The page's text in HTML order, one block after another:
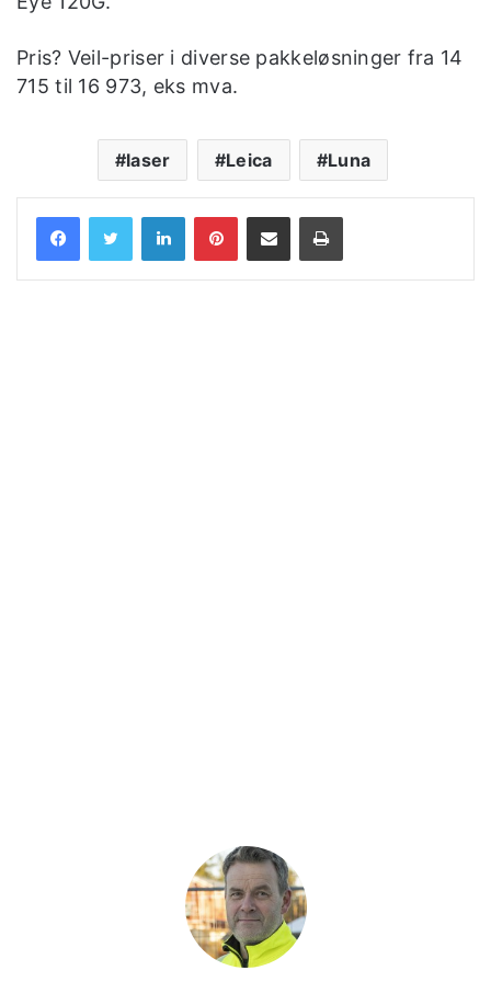
Pris? Veil-priser i diverse pakkeløsninger fra 14
715 til 16 973, eks mva.
laser Leica Luna
LinkedInPinterestShare via Email Print